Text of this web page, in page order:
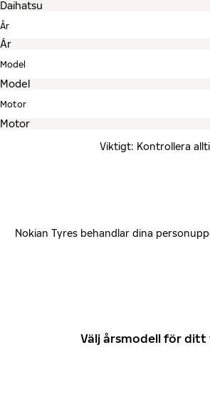
År
Model
Motor
Viktigt: Kontrollera
Nokian Tyres behandlar dina
Välj årsmodell för